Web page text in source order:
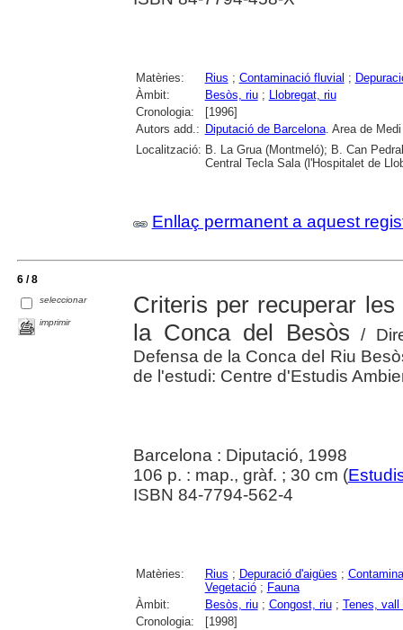
Matèries: Rius ; Contaminació fluvial ;
Àmbit:
Besòs, riu; Llobregat, riu
Cronologia:
[1996]
Autors add.: Diputació de Barcelona. Area de
Localització: B. La Grua (Montmeló); B. Can
Central Tecla Sala (l'Hospitalet de
Enllaç permanent a aquest
6 / 8
seleccionar
imprimir
Criteris per recuperar
la Conca del Besòs /
Defensa de la Conca del Riu
de l'estudi: Centre d'Estudis
Barcelona : Diputació, 1998
106 p. : map., gràf. ; 30 cm (
ISBN 84-7794-562-4
Matèries: Rius ; Depuració d'aigües ;
Vegetació; Fauna
Àmbit:
Besòs, riu; Congost, riu; Tenes, vall
Cronologia:
[1998]